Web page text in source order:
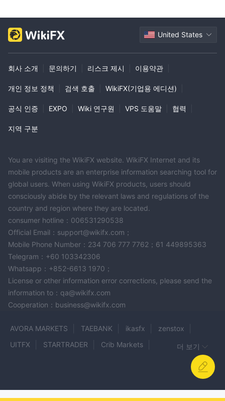
United States
회사 소개 문의하기 리스크 제시 이용약관
개인 정보 정책 검색 호출 WikiFX(기업용 에디션)
공식 인증 EXPO Wiki 연구원 VPS 도움말 협력
지역 구분
You are visiting the WikiFX website. WikiFX Internet and its
mobile products are an enterprise information searching tool for
global users. When using WikiFX products, users should
consciously abide by the relevant laws and regulations of the
country and region where they are located.
consumer hotline：006531290538
Official Email：support@wikifx.com；
Mobile Phone Number：234 706 777 7762；61 449895363
Telegram：+60 103342306
Whatsapp：+852-6613 1970；
License or other information error corrections, please send the
information to：qa@wikifx.com
Cooperation：business@wikifx.com
AVORA MARKETS TAEBANK ikasfx
zenstox
UITFX
STARTRADER
Crib Markets
ADN BROKER
ITC FX
Coynetic ALB Prime ALVINE GROUP
더 보기